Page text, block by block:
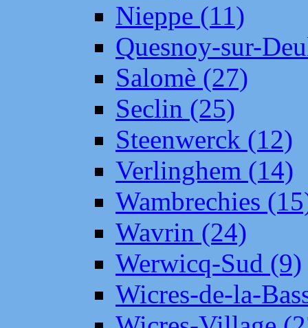
Nieppe (11)
Quesnoy-sur-
Salomè (27)
Seclin (25)
Steenwerck (12)
Verlinghem (14)
Wambrechies
Wavrin (24)
Werwicq-Sud (9)
Wicres-de-la-